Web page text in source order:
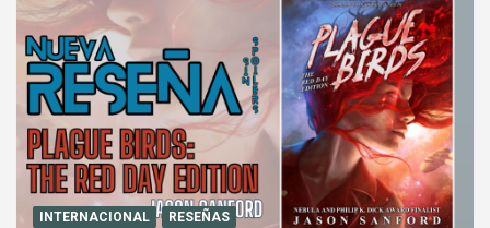
INTERNACIONAL RESEÑAS